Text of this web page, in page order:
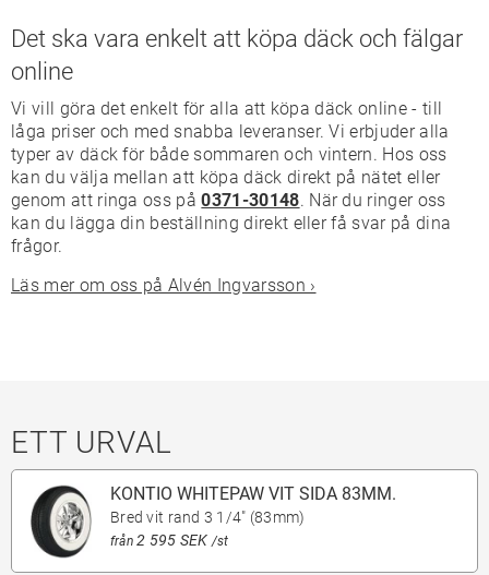
Det ska vara enkelt att köpa däck och fälgar
online
Vi vill göra det enkelt för alla att köpa däck online - till
låga priser och med snabba leveranser. Vi erbjuder alla
typer av däck för både sommaren och vintern. Hos oss
kan du välja mellan att köpa däck direkt på nätet eller
genom att ringa oss på0371-30148. När du ringer oss
kan du lägga din beställning direkt eller få svar på dina
frågor.
Läs mer om oss på Alvén Ingvarsson ›
ETT URVAL
KONTIO WHITEPAW VIT SIDA 83MM.
Bred vit rand 3 1/4" (83mm)
från2 595 SEK /st